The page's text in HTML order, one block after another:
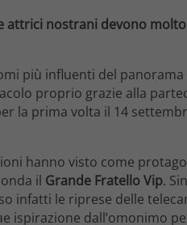
nostrani devono
più influenti del
proprio grazie alla
la prima volta il 14
hanno visto come
il Grande Fratello Vip.
infatti le riprese delle
ispirazione dall’omonimo